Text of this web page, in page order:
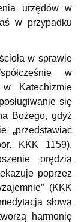
urzędów w
w przypadku
w sprawie
w
Katechizmie
się
Bożego, gdyż
„przedstawiać
KKK 1159).
orędzia
poprzez
(KKK
słowa
harmonię